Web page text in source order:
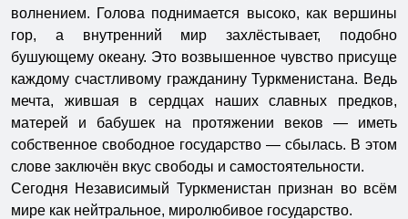
волнением. Голова поднимается высоко, как вершины
гор, а внутренний мир захлёстывает, подобно
бушующему океану. Это возвышенное чувство присуще
каждому счастливому гражданину Туркменистана. Ведь
мечта, жившая в сердцах наших славных предков,
матерей и бабушек на протяжении веков — иметь
собственное свободное государство — сбылась. В этом
слове заключён вкус свободы и самостоятельности.
Сегодня Независимый Туркменистан признан во всём
мире как нейтральное, миролюбивое государство.